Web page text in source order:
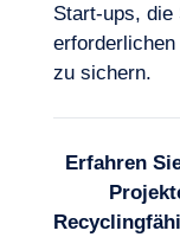
Start-ups, die
zu sichern.
Erfahren